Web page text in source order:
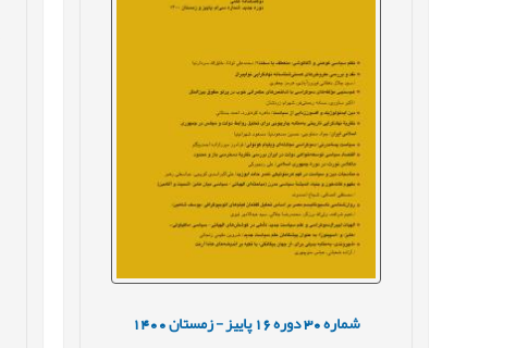
شماره دوره پاییز - زمستان1400